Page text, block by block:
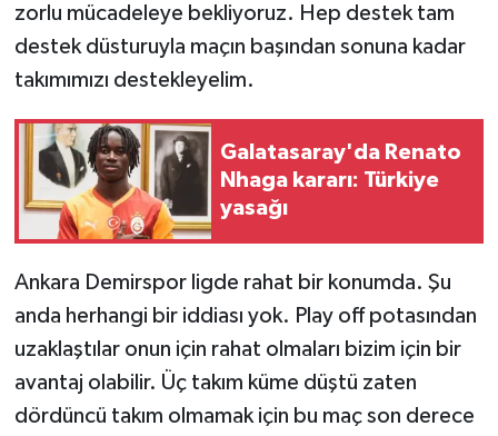
zorlu mücadeleye bekliyoruz. Hep destek tam
destek düsturuyla maçın başından sonuna kadar
takımımızı destekleyelim.
Galatasaray'da Renato
Nhaga kararı: Türkiye
yasağı
Ankara Demirspor ligde rahat bir konumda. Şu
anda herhangi bir iddiası yok. Play off potasından
uzaklaştılar onun için rahat olmaları bizim için bir
avantaj olabilir. Üç takım küme düştü zaten
dördüncü takım olmamak için bu maç son derece